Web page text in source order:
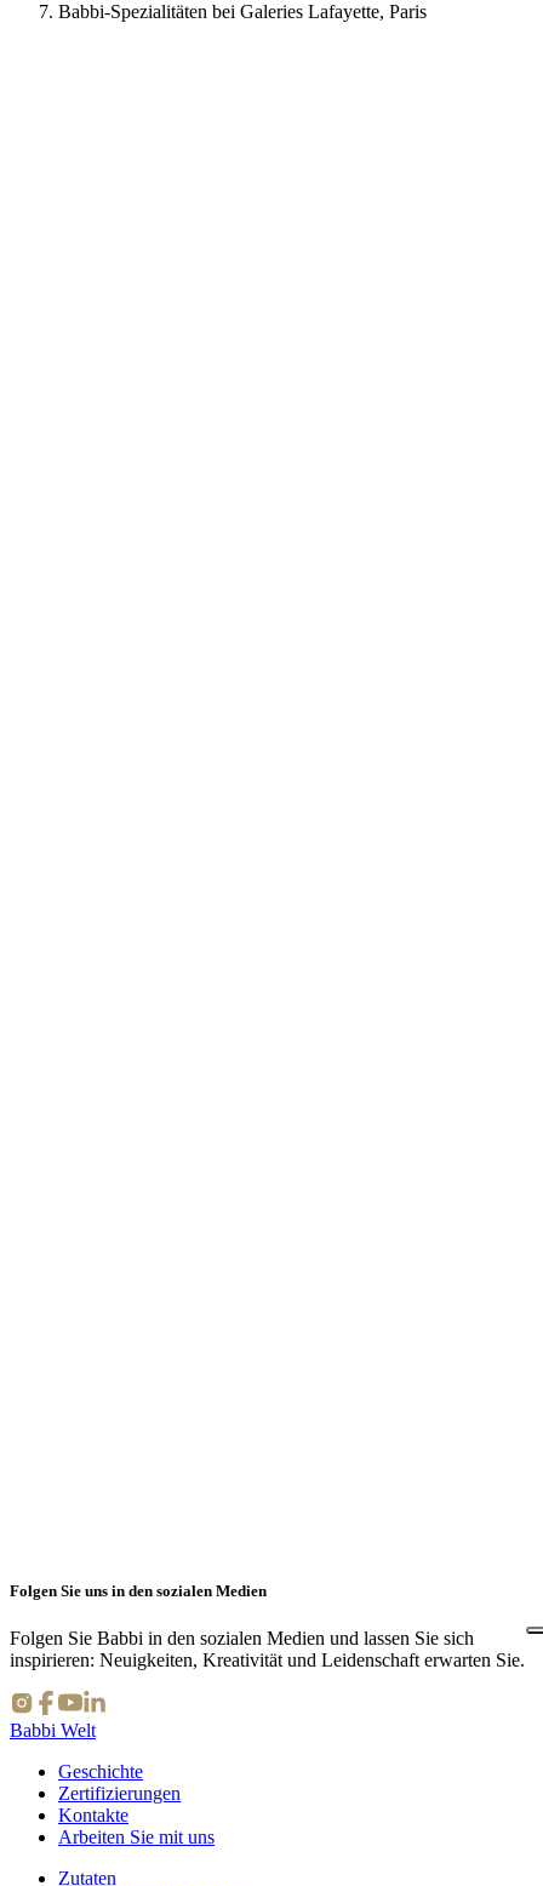
Babbi-Spezialitäten bei Galeries Lafayette, Paris
⇪
Folgen Sie uns in den sozialen Medien
Folgen Sie Babbi in den sozialen Medien und lassen Sie sich
inspirieren: Neuigkeiten, Kreativität und Leidenschaft erwarten Sie.
Babbi Welt
Geschichte
Zertifizierungen
Kontakte
Arbeiten Sie mit uns
Zutaten